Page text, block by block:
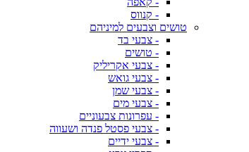
- קנווס
טושים וצבעים למיניהם
- צבעי בד
- טושים
- צבעי אקריליק
- צבעי גואש
- צבעי שמן
- צבעי מים
- עפרונות צבעוניים
- צבעי פסטל פנדה ושעווה
- צבעי ידיים